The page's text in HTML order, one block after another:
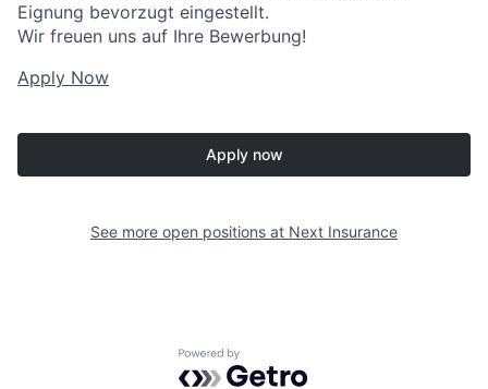
Eignung bevorzugt eingestellt.
Wir freuen uns auf Ihre Bewerbung!
Apply Now
Apply now
See more open positions at Next Insurance
Powered by Getro.com